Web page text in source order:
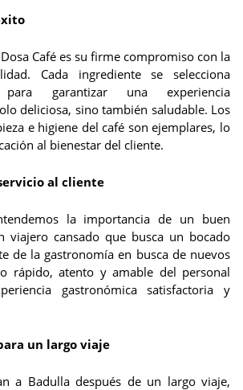
Café es su firme compromiso con la
Cada ingrediente se selecciona
para garantizar una experiencia
deliciosa, sino también saludable. Los
e higiene del café son ejemplares, lo
al bienestar del cliente.
al cliente
la importancia de un buen
viajero cansado que busca un bocado
de la gastronomía en busca de nuevos
rápido, atento y amable del personal
gastronómica satisfactoria y
un largo viaje
a Badulla después de un largo viaje,